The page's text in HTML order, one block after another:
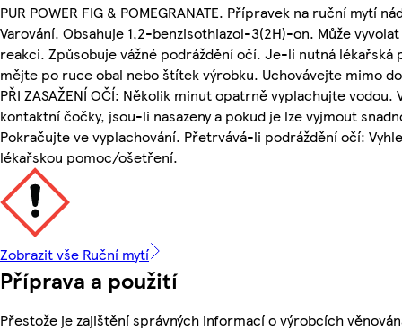
PUR POWER FIG & POMEGRANATE. Přípravek na ruční mytí
Varování. Obsahuje 1,2-benzisothiazol-3(2H)-on. Může
reakci. Způsobuje vážné podráždění očí. Je-li nutná lékařská
mějte po ruce obal nebo štítek výrobku. Uchovávejte mimo
PŘI ZASAŽENÍ OČÍ: Několik minut opatrně vyplachujte vodou.
kontaktní čočky, jsou-li nasazeny a pokud je lze vyjmout
Pokračujte ve vyplachování. Přetrvává-li podráždění očí:
lékařskou pomoc/ošetření.
Zobrazit vše Ruční mytí
Příprava a použití
Přestože je zajištění správných informací o výrobcích